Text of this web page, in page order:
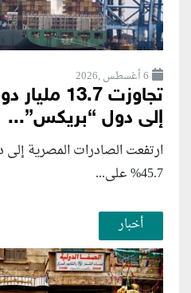
6 أغسطس ,2026
تجاوزت
إلى دول “بريكس”...
ارتفعت الصادرات المصرية
45.7% على...
أخبار